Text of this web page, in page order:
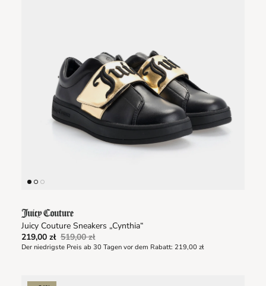
Juicy Couture Sneakers „Cynthia“
219,00 zł 519,00 zł
Der niedrigste Preis ab 30 Tagen vor dem Rabatt: 219,00 zł